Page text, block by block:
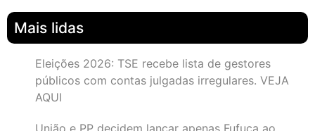
Mais lidas
Eleições 2026: TSE recebe lista de gestores
públicos com contas julgadas irregulares. VEJA
AQUI
União e PP decidem lançar apenas Fufuca ao